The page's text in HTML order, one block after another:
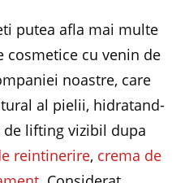
putea afla mai multe
cosmetice cu venin de
noastre, care
al pielii, hidratand-
lifting vizibil dupa
reintinerire, crema de